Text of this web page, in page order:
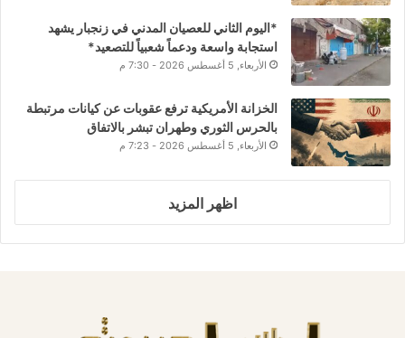
*اليوم الثاني للعصيان المدني في زنجبار يشهد
استجابة واسعة ودعماً شعبياً للتصعيد*
الأربعاء, 5 أغسطس 2026 - 7:30 م
الخزانة الأمريكية ترفع عقوبات عن كيانات مرتبطة
بالحرس الثوري وطهران تبشر بالاتفاق
الأربعاء, 5 أغسطس 2026 - 7:23 م
اظهر المزيد